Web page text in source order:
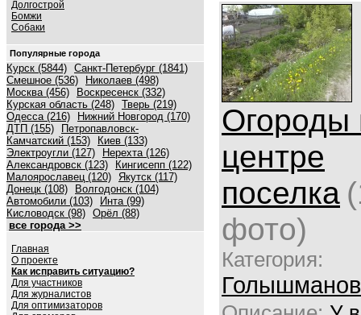
Долгострой
Бомжи
Собаки
Популярные города
Курск (5844) Санкт-Петербург (1841)
Смешное (536)
Николаев (498)
Москва (456)
Воскресенск (332)
Курская область (248) Тверь (219)
Одесса (216)
Нижний Новгород (170)
ДТП (155)
Петропавловск-
Камчатский (153)
Киев (133)
Электроугли (127)
Нерехта (126)
Александровск (123)
Кингисепп (122)
Малоярославец (120) Якутск (117)
Донецк (108)
Волгодонск (104)
Автомобили (103)
Инта (99)
Кисловодск (98) Орёл (88)
все города >>
Главная
О проекте
Как исправить ситуацию?
Для участников
Для журналистов
Для оптимизаторов
Огороды
центре
поселка
фото)
Категория: